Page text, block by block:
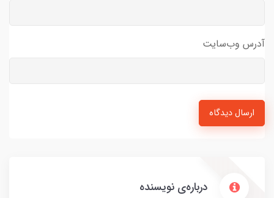
آدرس وب‌سایت
ارسال دیدگاه
درباره‌ی نویسنده